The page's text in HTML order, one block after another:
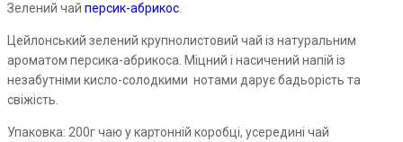
Зелений чай персик-абрикос.
Цейлонський зелений крупнолистовий чай із натуральним
ароматом персика-абрикоса. Міцний і насичений напій із
незабутніми кисло-солодкими нотами дарує бадьорість та
свіжість.
Упаковка: 200г чаю у картонній коробці, усередині чай